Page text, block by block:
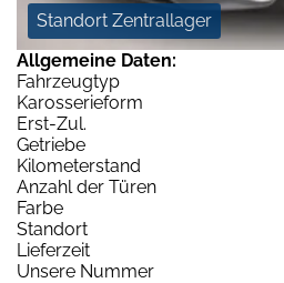
Standort Zentrallager
Allgemeine Daten:
Fahrzeugtyp
Karosserieform
Erst-Zul.
Getriebe
Kilometerstand
Anzahl der Türen
Farbe
Standort
Lieferzeit
Unsere Nummer